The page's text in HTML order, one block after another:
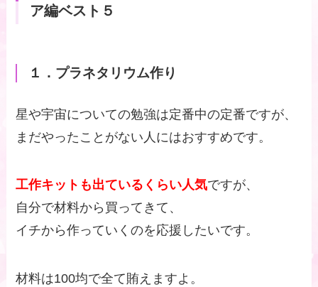
ア編ベスト５
１．プラネタリウム作り
星や宇宙についての勉強は定番中の定番ですが、
まだやったことがない人にはおすすめです。
工作キットも出ているくらい人気ですが、
自分で材料から買ってきて、
イチから作っていくのを応援したいです。
材料は100均で全て賄えますよ。